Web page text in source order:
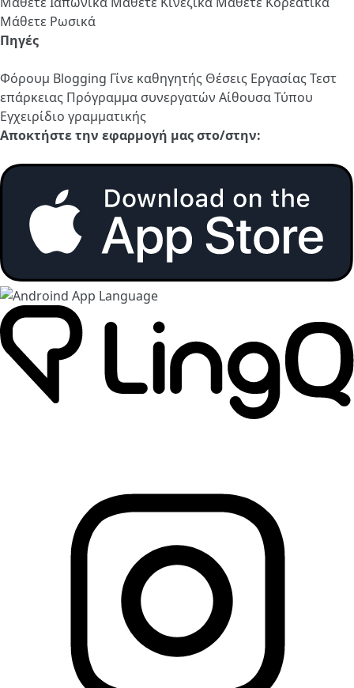
Μάθετε Ρωσικά
Πηγές
Φόρουμ Blogging Γίνε καθηγητής Θέσεις ΕργασίαςΤεστ
επάρκειας Πρόγραμμα συνεργατών Αίθουσα Τύπου
Εγχειρίδιο γραμματικής
Αποκτήστε την εφαρμογή μας στο/στην: